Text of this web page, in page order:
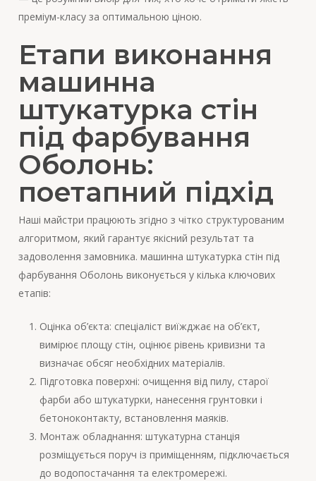
преміум-класу за оптимальною ціною.
Етапи виконання
машинна
штукатурка стін
під фарбування
Оболонь:
поетапний підхід
Наші майстри працюють згідно з чітко структурованим
алгоритмом, який гарантує якісний результат та
задоволення замовника. машинна штукатурка стін під
фарбування Оболонь виконується у кілька ключових
етапів:
Оцінка об’єкта: спеціаліст виїжджає на об’єкт,
вимірює площу стін, оцінює рівень кривизни та
визначає обсяг необхідних матеріалів.
Підготовка поверхні: очищення від пилу, старої
фарби або штукатурки, нанесення грунтовки і
бетоноконтакту, встановлення маяків.
Монтаж обладнання: штукатурна станція
розміщується поруч із приміщенням, підключається
до водопостачання та електромережі.